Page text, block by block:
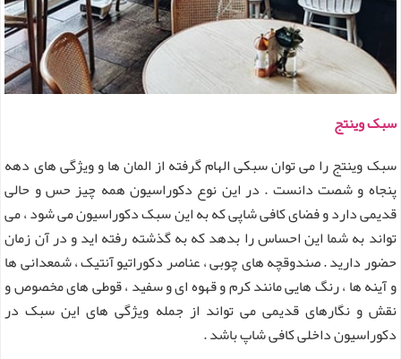
سبک وینتج
سبک وینتج را می توان سبکی الهام گرفته از المان ها و ویژگی های دهه
پنجاه و شصت دانست . در این نوع دکوراسیون همه چیز حس و حالی
قدیمی دارد و فضای کافی شاپی که به این سبک دکوراسیون می شود ، می
تواند به شما این احساس را بدهد که به گذشته رفته اید و در آن زمان
حضور دارید . صندوقچه های چوبی ، عناصر دکوراتیو آنتیک ، شمعدانی ها
و آینه ها ، رنگ هایی مانند کرم و قهوه ای و سفید ، قوطی های مخصوص و
نقش و نگارهای قدیمی می تواند از جمله ویژگی های این سبک در
دکوراسیون داخلی کافی شاپ باشد .